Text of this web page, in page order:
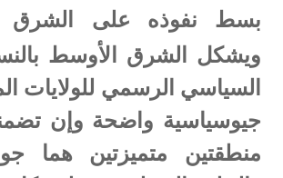
بسط نفوذه على الشرق
ويشكل الشرق الأوسط
السياسي الرسمي للولايات
جيوسياسية واضحة وإن
منطقتين متميزتين هما